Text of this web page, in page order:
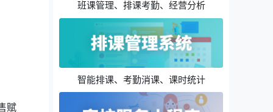
赋
班课管理、排课考勤、经营分析
智能排课、考勤消课、课时统计